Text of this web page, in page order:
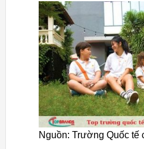
Nguồn: Trường Quốc tế